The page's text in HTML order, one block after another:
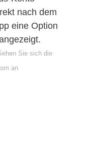
nach dem
eine Option
Sie sich die
an